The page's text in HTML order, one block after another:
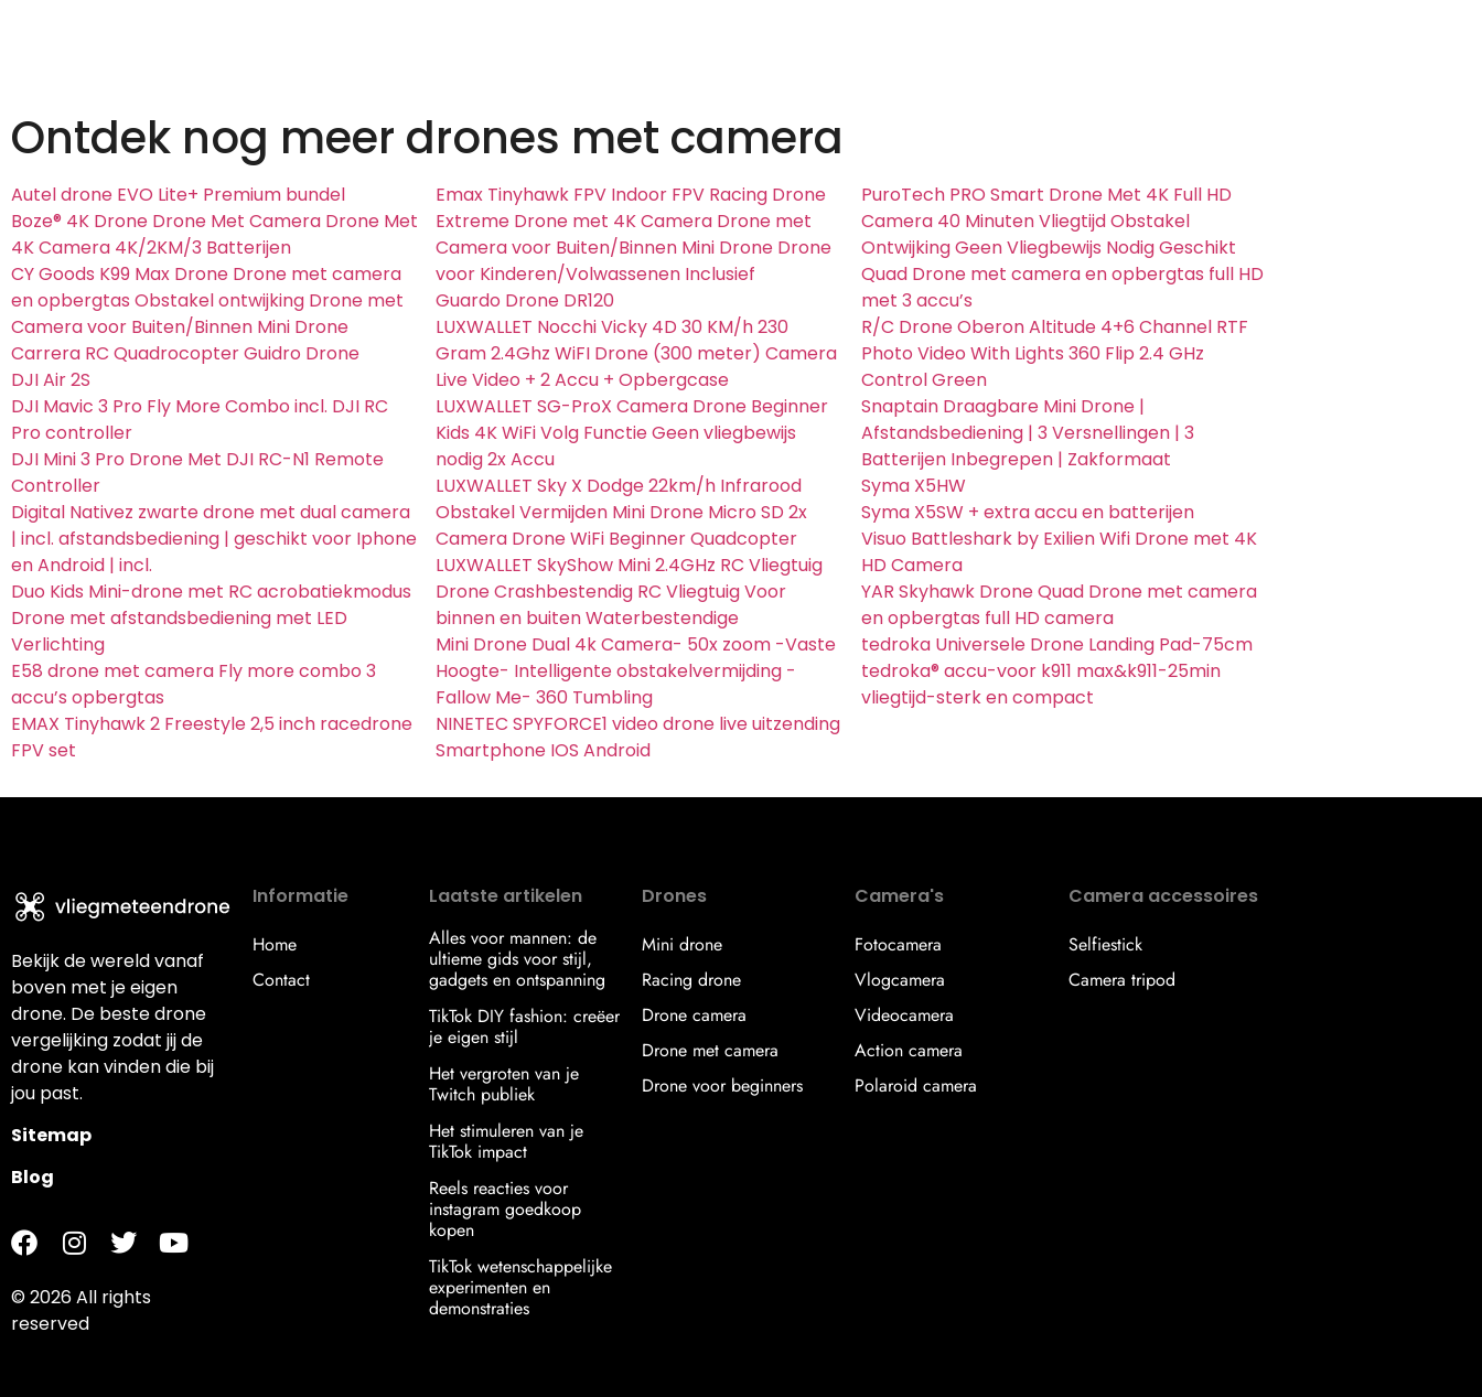
Ontdek nog meer drones met camera
Autel drone EVO Lite+ Premium bundel
Boze® 4K Drone Drone Met Camera Drone Met
4K Camera 4K/2KM/3 Batterijen
CY Goods K99 Max Drone Drone met camera
en opbergtas Obstakel ontwijking Drone met
Camera voor Buiten/Binnen Mini Drone
Carrera RC Quadrocopter Guidro Drone
DJI Air 2S
DJI Mavic 3 Pro Fly More Combo incl. DJI RC
Pro controller
DJI Mini 3 Pro Drone Met DJI RC-N1 Remote
Controller
Digital Nativez zwarte drone met dual camera
| incl. afstandsbediening | geschikt voor Iphone
en Android | incl.
Duo Kids Mini-drone met RC acrobatiekmodus
Drone met afstandsbediening met LED
Verlichting
E58 drone met camera Fly more combo 3
accu’s opbergtas
EMAX Tinyhawk 2 Freestyle 2,5 inch racedrone
FPV set
Emax Tinyhawk FPV Indoor FPV Racing Drone
Extreme Drone met 4K Camera Drone met
Camera voor Buiten/Binnen Mini Drone Drone
voor Kinderen/Volwassenen Inclusief
Guardo Drone DR120
LUXWALLET Nocchi Vicky 4D 30 KM/h 230
Gram 2.4Ghz WiFI Drone (300 meter) Camera
Live Video + 2 Accu + Opbergcase
LUXWALLET SG-ProX Camera Drone Beginner
Kids 4K WiFi Volg Functie Geen vliegbewijs
nodig 2x Accu
LUXWALLET Sky X Dodge 22km/h Infrarood
Obstakel Vermijden Mini Drone Micro SD 2x
Camera Drone WiFi Beginner Quadcopter
LUXWALLET SkyShow Mini 2.4GHz RC Vliegtuig
Drone Crashbestendig RC Vliegtuig Voor
binnen en buiten Waterbestendige
Mini Drone Dual 4k Camera- 50x zoom -Vaste
Hoogte- Intelligente obstakelvermijding -
Fallow Me- 360 Tumbling
NINETEC SPYFORCE1 video drone live uitzending
Smartphone IOS Android
PuroTech PRO Smart Drone Met 4K Full HD
Camera 40 Minuten Vliegtijd Obstakel
Ontwijking Geen Vliegbewijs Nodig Geschikt
Quad Drone met camera en opbergtas full HD
met 3 accu’s
R/C Drone Oberon Altitude 4+6 Channel RTF
Photo Video With Lights 360 Flip 2.4 GHz
Control Green
Snaptain Draagbare Mini Drone |
Afstandsbediening | 3 Versnellingen | 3
Batterijen Inbegrepen | Zakformaat
Syma X5HW
Syma X5SW + extra accu en batterijen
Visuo Battleshark by Exilien Wifi Drone met 4K
HD Camera
YAR Skyhawk Drone Quad Drone met camera
en opbergtas full HD camera
tedroka Universele Drone Landing Pad-75cm
tedroka® accu-voor k911 max&k911-25min
vliegtijd-sterk en compact
Bekijk de wereld vanaf
boven met je eigen
drone. De beste drone
vergelijking zodat jij de
drone kan vinden die bij
jou past.
Sitemap
Blog
© 2026 All rights
reserved
Informatie
Home
Contact
Laatste artikelen
Alles voor mannen: de
ultieme gids voor stijl,
gadgets en ontspanning
TikTok DIY fashion: creëer
je eigen stijl
Het vergroten van je
Twitch publiek
Het stimuleren van je
TikTok impact
Reels reacties voor
instagram goedkoop
kopen
TikTok wetenschappelijke
experimenten en
demonstraties
Drones
Mini drone
Racing drone
Drone camera
Drone met camera
Drone voor beginners
Camera's
Fotocamera
Vlogcamera
Videocamera
Action camera
Polaroid camera
Camera accessoires
Selfiestick
Camera tripod